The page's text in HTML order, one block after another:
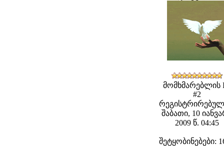
მომხმარებლის
#2
შაბათი, 10
2009 წ. 04:45
შეტყობინებები: